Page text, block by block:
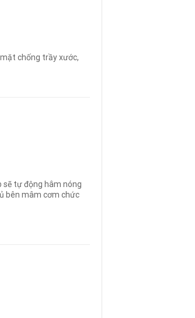
chống trầy xước,
sẽ tự động hâm nóng
bên mâm cơm chức